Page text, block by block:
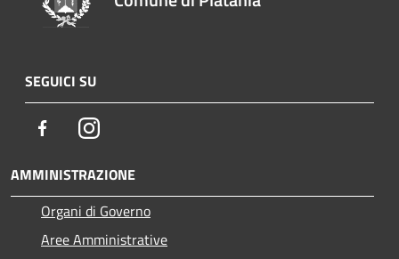
SEGUICI SU
FacebookInstagram
AMMINISTRAZIONE
Organi di Governo
Aree Amministrative